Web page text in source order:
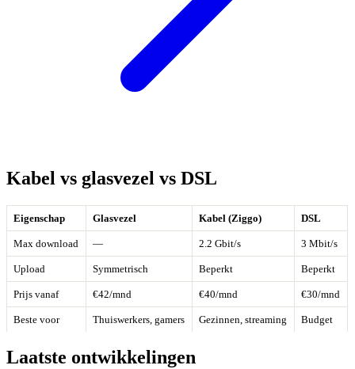
Kabel vs glasvezel vs DSL
Eigenschap Glasvezel Kabel (Ziggo) DSL
Max download — 2.2 Gbit/s 3 Mbit/s
Upload Symmetrisch Beperkt Beperkt
Prijs vanaf €42/mnd €40/mnd €30/mnd
Beste voor Thuiswerkers, gamers Gezinnen, streaming Budget
Laatste ontwikkelingen